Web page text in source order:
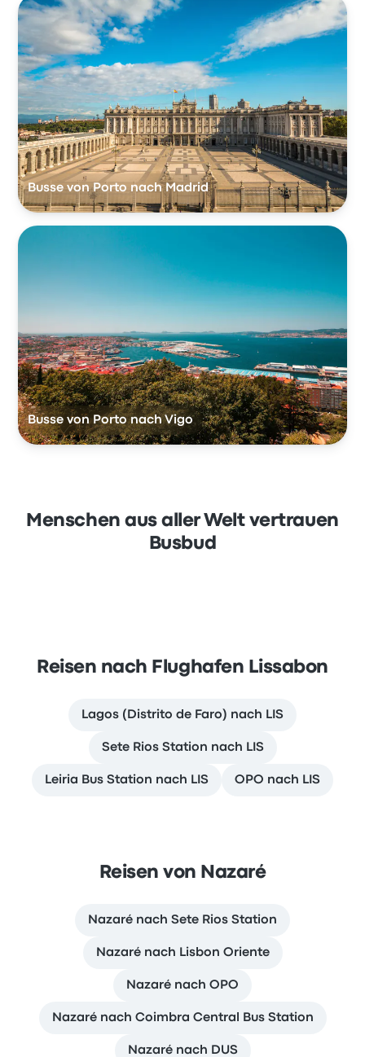
Busse von Porto nach Madrid
Busse von Porto nach Vigo
Menschen aus aller Welt vertrauen
Busbud
Reisen nach Flughafen Lissabon
Lagos (Distrito de Faro) nach LIS
Sete Rios Station nach LIS
Leiria Bus Station nach LIS OPO nach LIS
Reisen von Nazaré
Nazaré nach Sete Rios Station
Nazaré nach Lisbon Oriente
Nazaré nach OPO
Nazaré nach Coimbra Central Bus Station
Nazaré nach DUS